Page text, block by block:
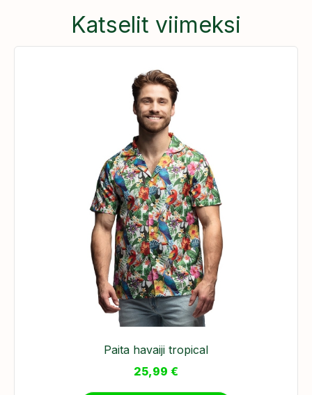
Katselit viimeksi
Paita havaiji tropical
25,99 €